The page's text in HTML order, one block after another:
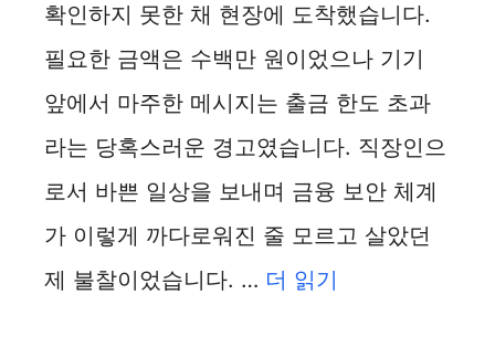
확인하지 못한 채 현장에 도착했습니다.
필요한 금액은 수백만 원이었으나 기기
앞에서 마주한 메시지는 출금 한도 초과
라는 당혹스러운 경고였습니다. 직장인으
로서 바쁜 일상을 보내며 금융 보안 체계
가 이렇게 까다로워진 줄 모르고 살았던
제 불찰이었습니다. … 더 읽기